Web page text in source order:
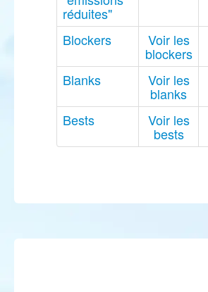
réduites"
Blockers
Voir les
blockers
Blanks Voir les
blanks
Bests
Voir les
bests